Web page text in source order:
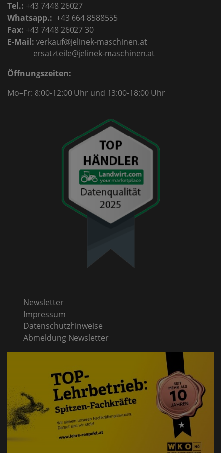
Tel.: +43 7448 26027
Whatsapp.: +43 664 8588555
Fax: +43 7448 26027 30
E-Mail: verkauf@jelinek-maschinen.at
ersatzteile@jelinek-maschinen.at
Öffnungszeiten:
Mo–Fr: 8:00-12:00 Uhr und 13:00-18:00 Uhr
Newsletter
Impressum
Datenschutzhinweise
Abmeldung Newsletter